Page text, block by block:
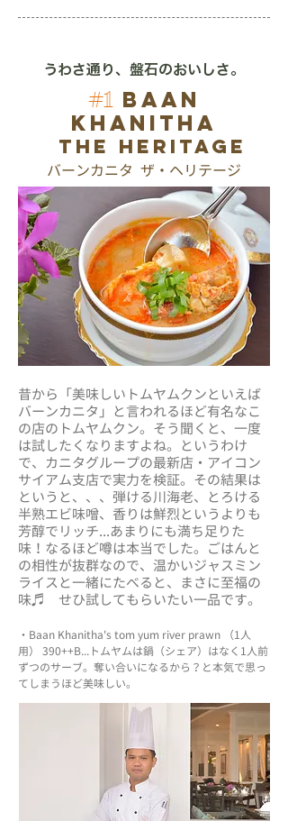
うわさ通り、盤石のおいしさ。
#1Baan
Khanitha
The Heritage
バーンカニタ ザ・ヘリテージ
昔から「美味しいトムヤムクンといえば
バーンカニタ」と言われるほど有名なこ
の店のトムヤムクン。そう聞くと、一度
は試したくなりますよね。というわけ
で、カニタグループの最新店・アイコン
サイアム支店で実力を検証。その結果は
というと、、、弾ける川海老、とろける
半熟エビ味噌、香りは鮮烈というよりも
芳醇でリッチ...あまりにも満ち足りた
味！なるほど噂は本当でした。ごはんと
の相性が抜群なので、温かいジャスミン
ライスと一緒にたべると、まさに至福の
味♬ せひ試してもらいたい一品です。
・Baan Khanitha's tom yum river prawn （1人
用） 390++B...トムヤムは鍋（シェア）はなく1人前
ずつのサーブ。奪い合いになるから？と本気で思っ
てしまうほど美味しい。